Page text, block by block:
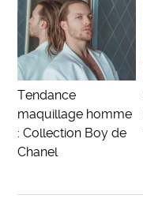
Tendance
maquillage homme
: Collection Boy de
Chanel